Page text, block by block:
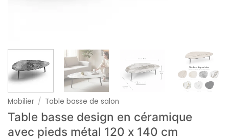
Mobilier / Table basse de salon
Table basse design en céramique
avec pieds métal 120 x 140 cm